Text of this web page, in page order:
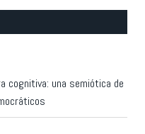
cognitiva: una semiótica de